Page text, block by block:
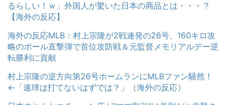
るらしい！ｗ」外国人が驚いた日本の商品とは・・・？
【海外の反応】
海外の反応MLB：村上宗隆が2戦連発の26号、160キロ攻
略のポール直撃弾で首位攻防戦＆元監督メモリアルデー逆
転勝利に貢献
村上宗隆の逆方向第26号ホームランにMLBファン騒然！
←「速球は打てないはずでは？」（海外の反応）